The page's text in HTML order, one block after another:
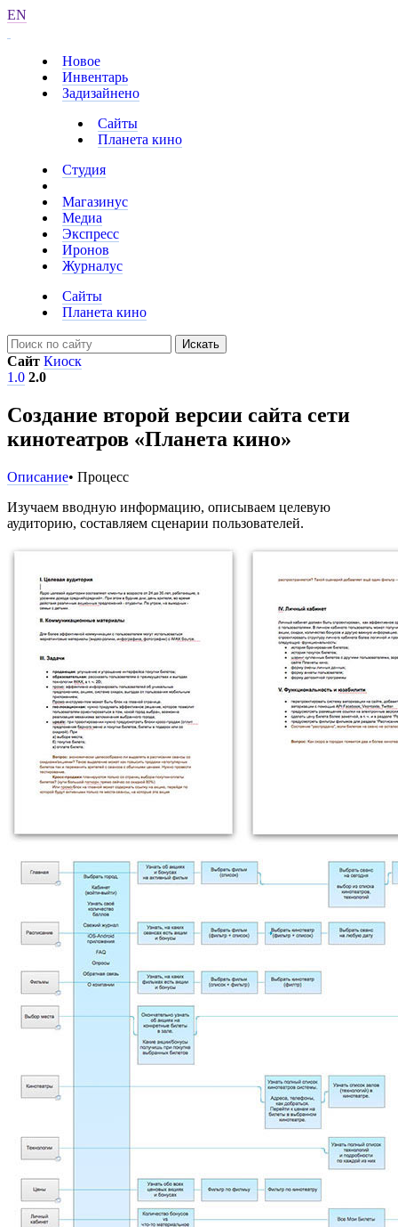
EN
Новое
Инвентарь
Задизайнено
Сайты
Планета кино
Студия
Магазинус
Медиа
Экспресс
Иронов
Журналус
Сайты
Планета кино
Искать
Сайт Киоск
1.0 2.0
Создание второй версии сайта сети
кинотеатров «Планета кино»
Описание• Процесс
Изучаем вводную информацию, описываем целевую
аудиторию, составляем сценарии пользователей.